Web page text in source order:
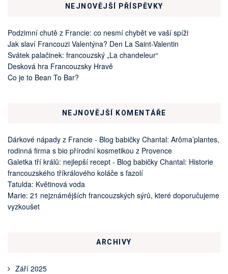
NEJNOVĚJŠÍ PŘÍSPĚVKY
Podzimní chutě z Francie: co nesmí chybět ve vaší spíži
Jak slaví Francouzi Valentýna? Den La Saint-Valentin
Svátek palačinek: francouzský „La chandeleur“
Desková hra Francouzsky Hravě
Co je to Bean To Bar?
NEJNOVĚJŠÍ KOMENTÁŘE
Dárkové nápady z Francie - Blog babičky Chantal: Arôma’plantes,
rodinná firma s bio přírodní kosmetikou z Provence
Galetka tří králů: nejlepší recept - Blog babičky Chantal: Historie
francouzského tříkrálového koláče s fazolí
Tatulda: Květinová voda
Marie: 21 nejznámějších francouzských sýrů, které doporučujeme
vyzkoušet
ARCHIVY
Září 2025